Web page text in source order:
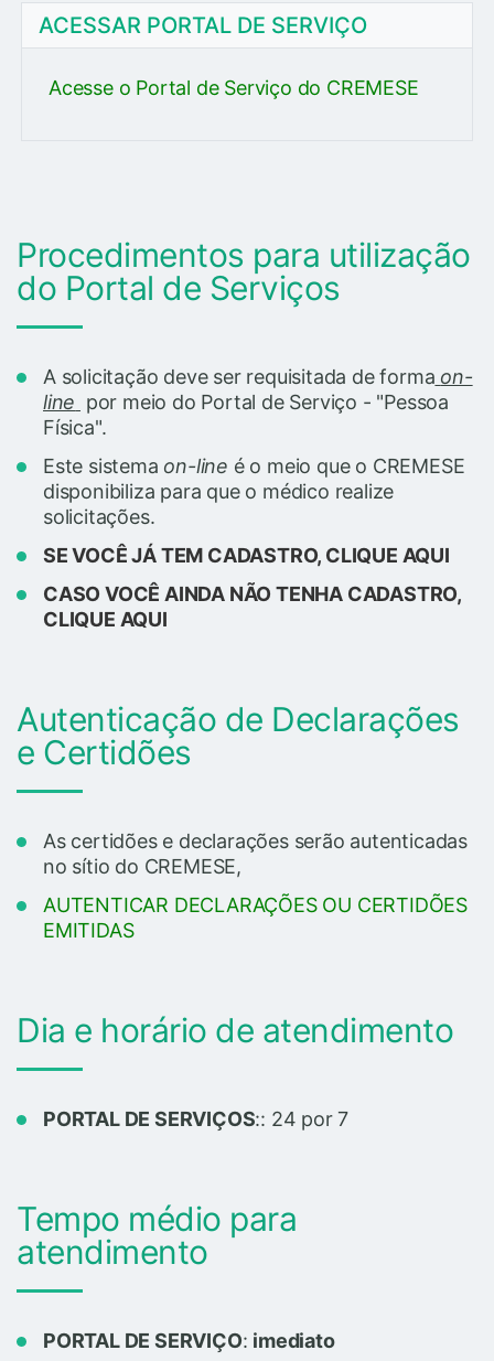
ACESSAR PORTAL DE SERVIÇO
Acesse o Portal de Serviço do CREMESE
Procedimentos para utilização
do Portal de Serviços
A solicitação deve ser requisitada de forma on-
line por meio do Portal de Serviço - "Pessoa
Física".
Este sistema on-line é o meio que o CREMESE
disponibiliza para que o médico realize
solicitações.
SE VOCÊ JÁ TEM CADASTRO, CLIQUE AQUI
CASO VOCÊ AINDA NÃO TENHA CADASTRO,
CLIQUE AQUI
Autenticação de Declarações
e Certidões
As certidões e declarações serão autenticadas
no sítio do CREMESE,
AUTENTICAR DECLARAÇÕES OU CERTIDÕES
EMITIDAS
Dia e horário de atendimento
PORTAL DE SERVIÇOS:: 24 por 7
Tempo médio para
atendimento
PORTAL DE SERVIÇO: imediato